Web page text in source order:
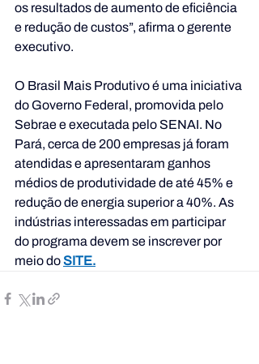
os resultados de aumento de eficiência
e redução de custos”, afirma o gerente
executivo.
O Brasil Mais Produtivo é uma iniciativa
do Governo Federal, promovida pelo
Sebrae e executada pelo SENAI. No
Pará, cerca de 200 empresas já foram
atendidas e apresentaram ganhos
médios de produtividade de até 45% e
redução de energia superior a 40%. As
indústrias interessadas em participar
do programa devem se inscrever por
meio doSITE.